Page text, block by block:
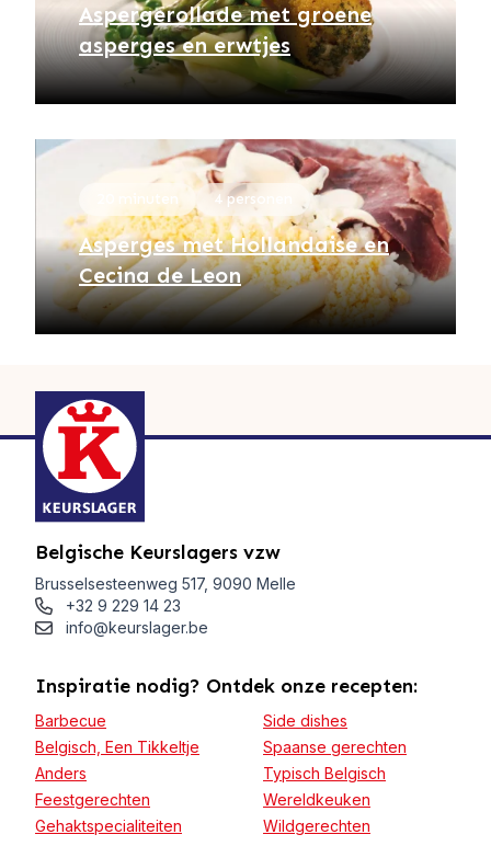
Aspergerollade met groene
asperges en erwtjes
20 minuten 4 personen
Asperges met Hollandaise en
Cecina de Leon
Belgische Keurslagers vzw
Brusselsesteenweg 517, 9090 Melle
+32 9 229 14 23
info@keurslager.be
Inspiratie nodig? Ontdek onze recepten:
Barbecue
Belgisch, Een Tikkeltje
Anders
Feestgerechten
Gehaktspecialiteiten
Side dishes
Spaanse gerechten
Typisch Belgisch
Wereldkeuken
Wildgerechten